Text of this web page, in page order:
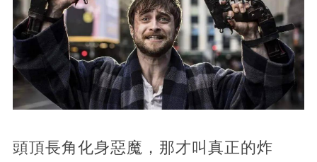
頭頂長角化身惡魔，那才叫真正的炸